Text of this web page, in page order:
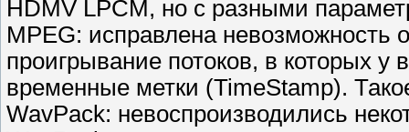
HDMV LPCM, но с разными
MPEG: исправлена невозможность
проигрывание потоков, в которых у
временные метки (TimeStamp).
WavPack: невоспроизводились